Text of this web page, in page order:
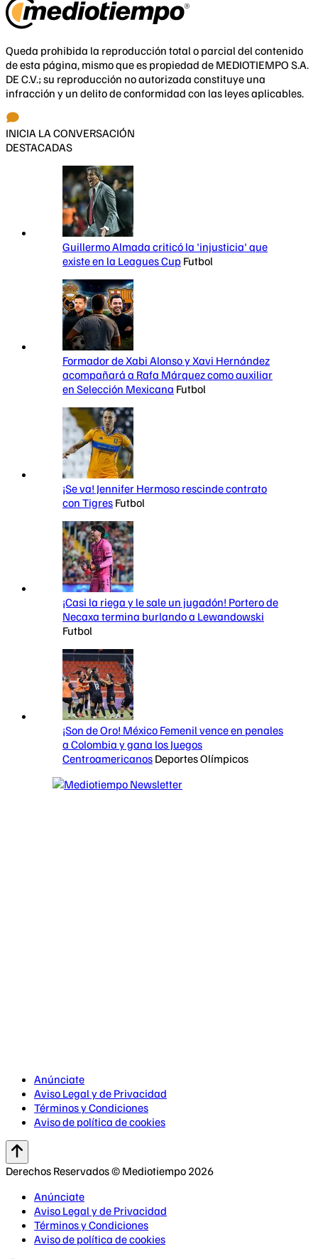
Queda prohibida la reproducción total o parcial del contenido
de esta página, mismo que es propiedad de MEDIOTIEMPO S.A.
DE C.V.; su reproducción no autorizada constituye una
infracción y un delito de conformidad con las leyes aplicables.
INICIA LA CONVERSACIÓN
DESTACADAS
Guillermo Almada criticó la 'injusticia' que
existe en la Leagues Cup Futbol
Formador de Xabi Alonso y Xavi Hernández
acompañará a Rafa Márquez como auxiliar
en Selección Mexicana Futbol
¡Se va! Jennifer Hermoso rescinde contrato
con Tigres Futbol
¡Casi la riega y le sale un jugadón! Portero de
Necaxa termina burlando a Lewandowski
Futbol
¡Son de Oro! México Femenil vence en penales
a Colombia y gana los Juegos
Centroamericanos Deportes Olímpicos
Anúnciate
Aviso Legal y de Privacidad
Términos y Condiciones
Aviso de política de cookies
Derechos Reservados © Mediotiempo 2026
Anúnciate
Aviso Legal y de Privacidad
Términos y Condiciones
Aviso de política de cookies